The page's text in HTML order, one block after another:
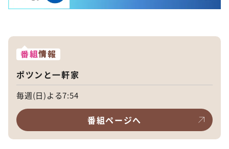
番組情報
ポツンと一軒家
毎週(日)よる7:54
番組ページへ